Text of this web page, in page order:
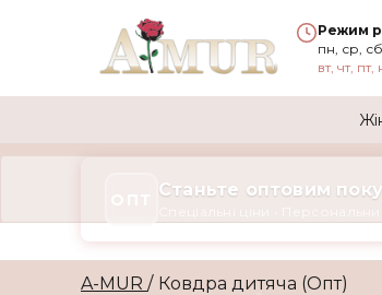
Режим
пн, ср,
вт, чт,
Станьте оптовим
A-MUR / Ковдра дитяча (Опт)